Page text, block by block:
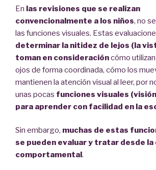
En las revisiones que se realizan
convencionalmente a los niños, no
las funciones visuales. Estas
determinar la nitidez de lejos (la
toman en consideracióncómo
ojos de forma coordinada, cómo los
mantienen la atención visual al leer, por
unas pocas funciones visuales
para aprender con facilidad en la
Sin embargo, muchas de estas
se pueden evaluar y tratar desde
comportamental.